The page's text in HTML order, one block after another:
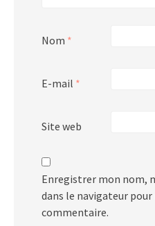
Nom *
E-mail *
Site web
Enregistrer mon nom,
dans le navigateur
commentaire.